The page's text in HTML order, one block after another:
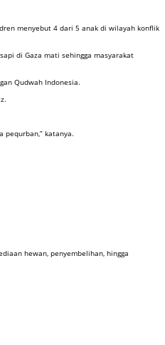
menyebut 4 dari 5 anak di wilayah konflik
di Gaza mati sehingga masyarakat
Qudwah Indonesia.
pequrban,” katanya.
hewan, penyembelihan, hingga